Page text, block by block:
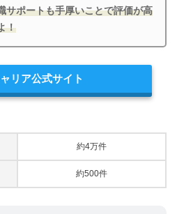
サポートも手厚いことで評価が高
！
リア公式サイト
約4万件
約500件